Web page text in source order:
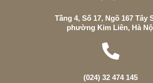
Tầng 4, Số 17, Ngõ 167 Tây
phường Kim Liên, Hà
(024) 32 474 145